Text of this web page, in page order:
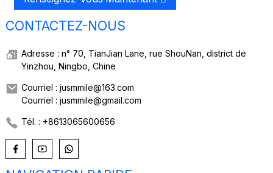
CONTACTEZ-NOUS
Adresse : n° 70, TianJian Lane, rue ShouNan, district de
Yinzhou, Ningbo, Chine
Courriel : jusmmile@163.com
Courriel : jusmmile@gmail.com
Tél. : +8613065600656